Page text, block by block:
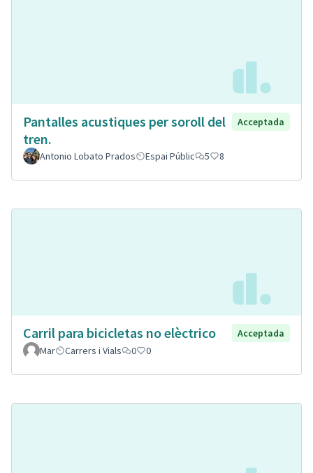
Pantalles acustiques per soroll del
tren.
Acceptada
Antonio Lobato Prados Espai Públic 5 8
Carril para bicicletas no elèctrico
Acceptada
Mar
Carrers i Vials 0 0